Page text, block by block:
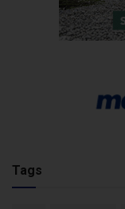
Tags